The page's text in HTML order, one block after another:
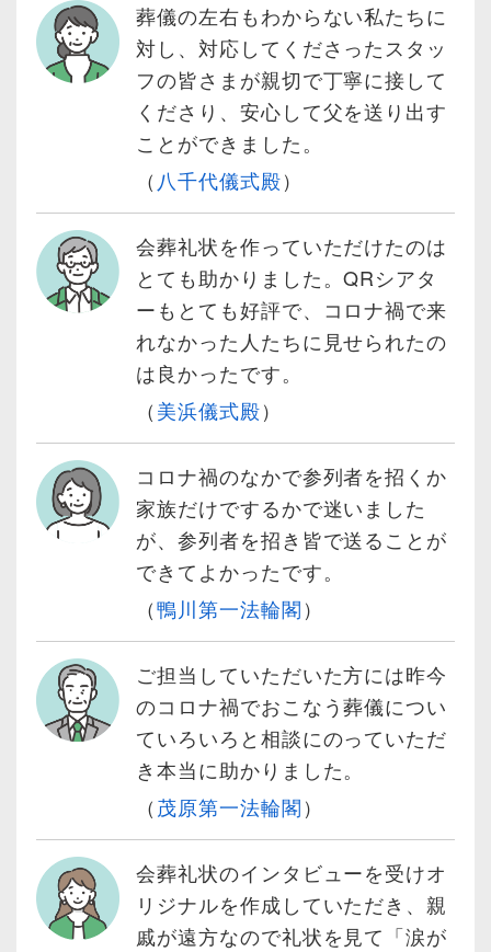
葬儀の左右もわからない私たちに
対し、対応してくださったスタッ
フの皆さまが親切で丁寧に接して
くださり、安心して父を送り出す
ことができました。
（ 八千代儀式殿）
会葬礼状を作っていただけたのは
とても助かりました。QRシアタ
ーもとても好評で、コロナ禍で来
れなかった人たちに見せられたの
は良かったです。
（美浜儀式殿）
コロナ禍のなかで参列者を招くか
家族だけでするかで迷いました
が、参列者を招き皆で送ることが
できてよかったです。
（鴨川第一法輪閣）
ご担当していただいた方には昨今
のコロナ禍でおこなう葬儀につい
ていろいろと相談にのっていただ
き本当に助かりました。
（茂原第一法輪閣）
会葬礼状のインタビューを受けオ
リジナルを作成していただき、親
戚が遠方なので礼状を見て「涙が